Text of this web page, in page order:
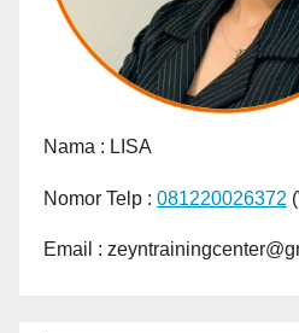
Nama : LISA
Nomor Telp : 081220026372
Email :